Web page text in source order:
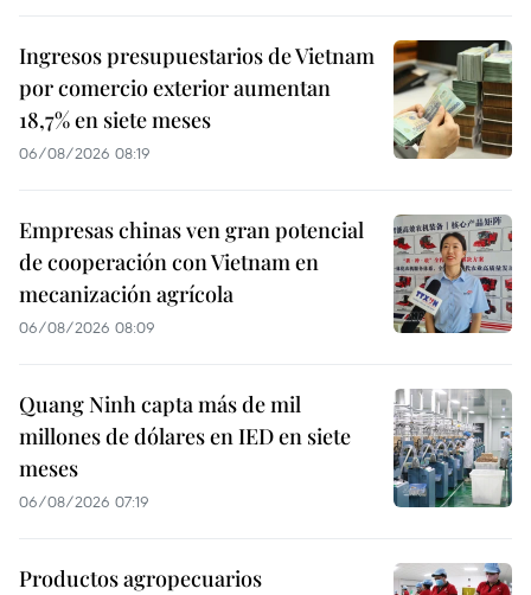
Ingresos presupuestarios de Vietnam
por comercio exterior aumentan
18,7% en siete meses
06/08/2026 08:19
Empresas chinas ven gran potencial
de cooperación con Vietnam en
mecanización agrícola
06/08/2026 08:09
Quang Ninh capta más de mil
millones de dólares en IED en siete
meses
06/08/2026 07:19
Productos agropecuarios